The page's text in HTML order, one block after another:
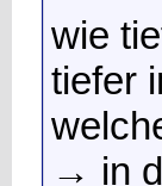
wie
tiefer
→ in